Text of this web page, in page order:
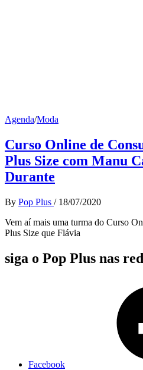
Agenda/Moda
Curso Online de
Plus Size com Manu
Durante
By Pop Plus / 18/07/2020
Vem aí mais uma turma do Curso
Plus Size que Flávia
siga o Pop Plus nas
Facebook